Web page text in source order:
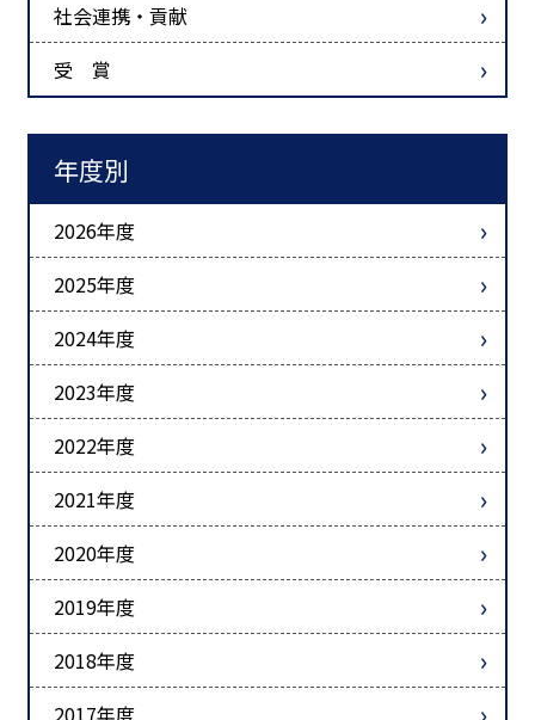
社会連携・貢献
受 賞
年度別
2026年度
2025年度
2024年度
2023年度
2022年度
2021年度
2020年度
2019年度
2018年度
2017年度